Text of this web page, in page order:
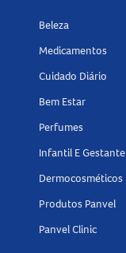
Beleza
Medicamentos
Cuidado Diário
Bem Estar
Perfumes
Infantil E Gestante
Dermocosméticos
Produtos Panvel
Panvel Clinic